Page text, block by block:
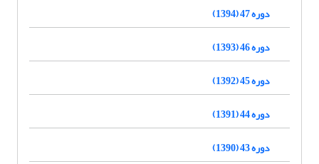
دوره 47 (1394)
دوره 46 (1393)
دوره 45 (1392)
دوره 44 (1391)
دوره 43 (1390)